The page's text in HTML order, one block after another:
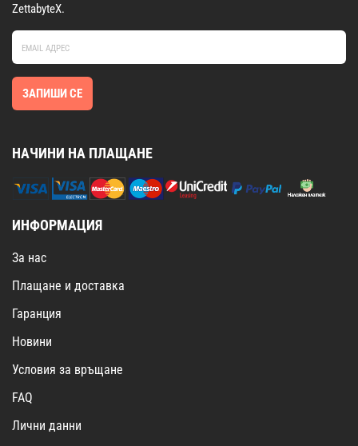
ZettabyteX.
ЗАПИШИ СЕ
НАЧИНИ НА ПЛАЩАНЕ
ИНФОРМАЦИЯ
За нас
Плащане и доставка
Гаранция
Новини
Условия за връщане
FAQ
Лични данни